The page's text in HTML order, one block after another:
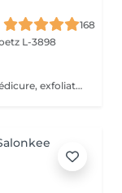
168
L-3898
Offre exclusive cet hiver! Un soin complet, pédicure, exfoliation et masque nourrissant et bain à remous pour une douceur absolue. Un moment cocooning, réconfortant, idéal pour l'hiver. La version avec pause de semi permanent pour des pieds soignés est éclatant tout l'hiver